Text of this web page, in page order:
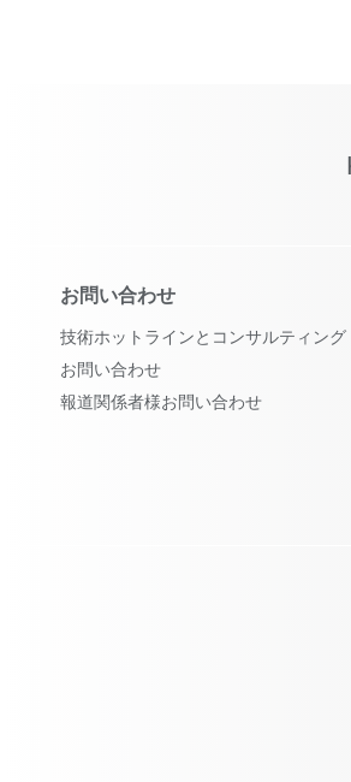
お問い合わせ
技術ホットラインとコンサルティング
お問い合わせ
報道関係者様お問い合わせ